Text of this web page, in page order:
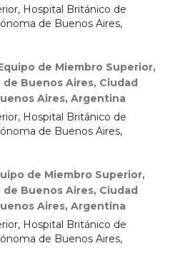
Hospital Británico de
de Buenos Aires,
de Miembro Superior,
Buenos Aires, Ciudad
Aires, Argentina
Hospital Británico de
de Buenos Aires,
de Miembro Superior,
Buenos Aires, Ciudad
Aires, Argentina
Hospital Británico de
de Buenos Aires,